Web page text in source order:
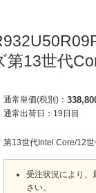
第13世代
通常単価(税別)
通常出荷日： 19日目
第13世代Intel Core/12
受注状況により、
さい。